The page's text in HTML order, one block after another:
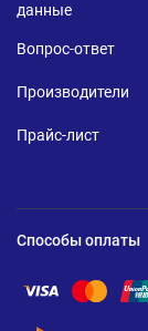
данные
Вопрос-ответ
Производители
Прайс-лист
Способы оплаты
Помощь поПомощь